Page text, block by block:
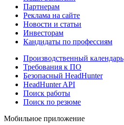
Партнерам
Реклама на сайте
Новости и статьи
Инвесторам
Кандидаты по профессиям
Производственный календарь
Требования к ПО
Безопасный HeadHunter
HeadHunter API
Поиск работы
Поиск по резюме
Мобильное приложение